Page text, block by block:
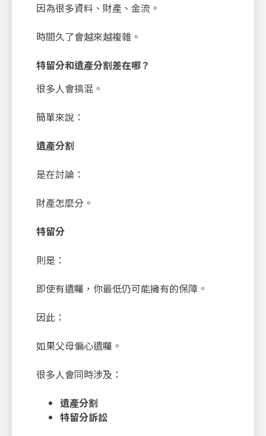
因為很多資料、財產、金流。
時間久了會越來越複雜。
特留分和遺產分割差在哪？
很多人會搞混。
簡單來說：
遺產分割
是在討論：
財產怎麼分。
特留分
則是：
即使有遺囑，你最低仍可能擁有的保障。
因此：
如果父母偏心遺囑。
很多人會同時涉及：
遺產分割
特留分訴訟